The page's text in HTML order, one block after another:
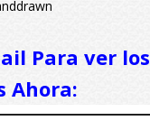
Para ver los
Ahora: